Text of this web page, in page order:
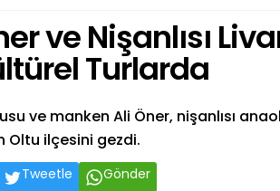
ve Nişanlısı
Turlarda
ve manken Ali Öner, nişanlısı
Oltu ilçesini gezdi.
Tweetle Gönder